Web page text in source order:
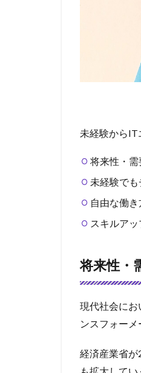
未経験からIT
将来性・需
未経験で
自由な働
スキルア
将来性・
現代社会にお
ンスフォー
経済産業省